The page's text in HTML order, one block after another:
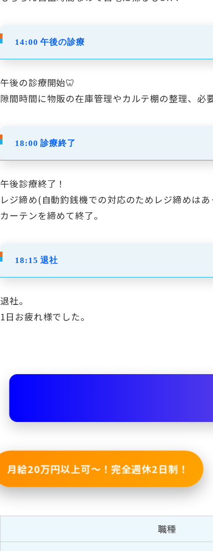
14:00 午後の診療
午後の診療開始🦷
隙間時間に物販の在庫管理やカルテ棚の整理、必
18:00 診療終了
午後診療終了！
レジ締め(自動釣銭機での対応のためレジ締めは
カーテンを締めて終了。
18:15 退社
退社。
1日お疲れ様でした。
月給20万円以上可〜！完全週休2日制！
職種